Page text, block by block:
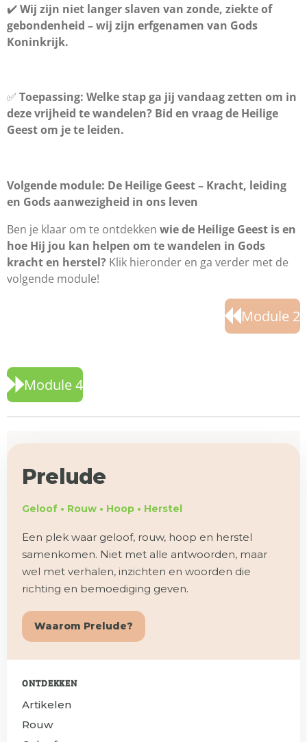
✔️Wij zijn niet langer slaven van zonde, ziekte of
gebondenheid – wij zijn erfgenamen van Gods
Koninkrijk.
✅ Toepassing: Welke stap ga jij vandaag zetten om in
deze vrijheid te wandelen? Bid en vraag de Heilige
Geest om je te leiden.
Volgende module: De Heilige Geest – Kracht, leiding
en Gods aanwezigheid in ons leven
Ben je klaar om te ontdekken wie de Heilige Geest is en
hoe Hij jou kan helpen om te wandelen in Gods
kracht en herstel? Klik hieronder en ga verder met de
volgende module!
Module 2
Module 4
Prelude
Geloof • Rouw • Hoop • Herstel
Een plek waar geloof, rouw, hoop en herstel
samenkomen. Niet met alle antwoorden, maar
wel met verhalen, inzichten en woorden die
richting en bemoediging geven.
Waarom Prelude?
ONTDEKKEN
Artikelen
Rouw